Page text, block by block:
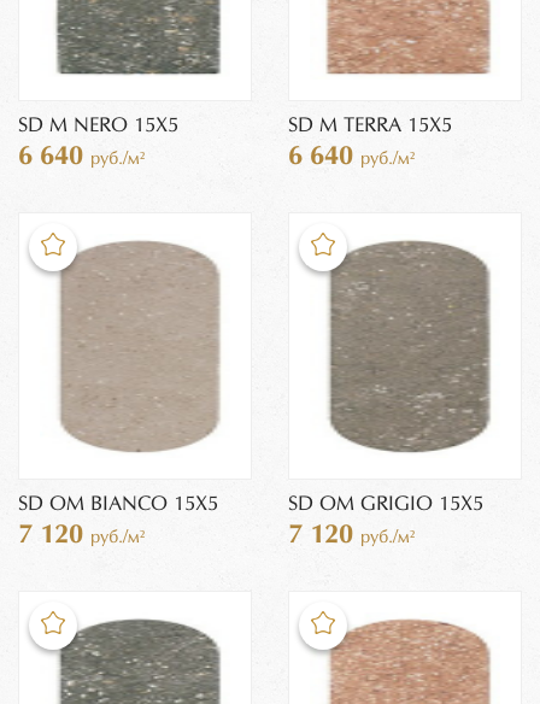
SD M NERO 15X5
6 640 руб./м²
SD M TERRA 15X5
6 640 руб./м²
SD OM BIANCO 15X5
7 120 руб./м²
SD OM GRIGIO 15X5
7 120 руб./м²